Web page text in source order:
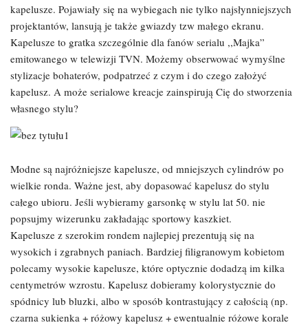
kapelusze. Pojawiały się na wybiegach nie tylko najsłynniejszych
projektantów, lansują je także gwiazdy tzw małego ekranu.
Kapelusze to gratka szczególnie dla fanów serialu ,,Majka”
emitowanego w telewizji TVN. Możemy obserwować wymyślne
stylizacje bohaterów, podpatrzeć z czym i do czego założyć
kapelusz. A może serialowe kreacje zainspirują Cię do stworzenia
własnego stylu?
Modne są najróżniejsze kapelusze, od mniejszych cylindrów po
wielkie ronda. Ważne jest, aby dopasować kapelusz do stylu
całego ubioru. Jeśli wybieramy garsonkę w stylu lat 50. nie
popsujmy wizerunku zakładając sportowy kaszkiet.
Kapelusze z szerokim rondem najlepiej prezentują się na
wysokich i zgrabnych paniach. Bardziej filigranowym kobietom
polecamy wysokie kapelusze, które optycznie dodadzą im kilka
centymetrów wzrostu. Kapelusz dobieramy kolorystycznie do
spódnicy lub bluzki, albo w sposób kontrastujący z całością (np.
czarna sukienka + różowy kapelusz + ewentualnie różowe korale